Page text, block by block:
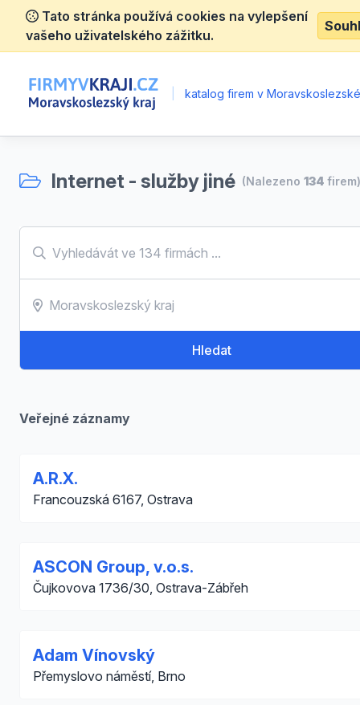
Tato stránka používá cookies na vylepšení
vašeho uživatelského zážitku.
katalog firem v
Internet - služby jiné (Nalezeno 134 firem)
Hledat
Veřejné záznamy
A.R.X.
Francouzská 6167, Ostrava
ASCON Group, v.o.s.
Čujkovova 1736/30, Ostrava-Zábřeh
Adam Vínovský
Přemyslovo náměstí, Brno